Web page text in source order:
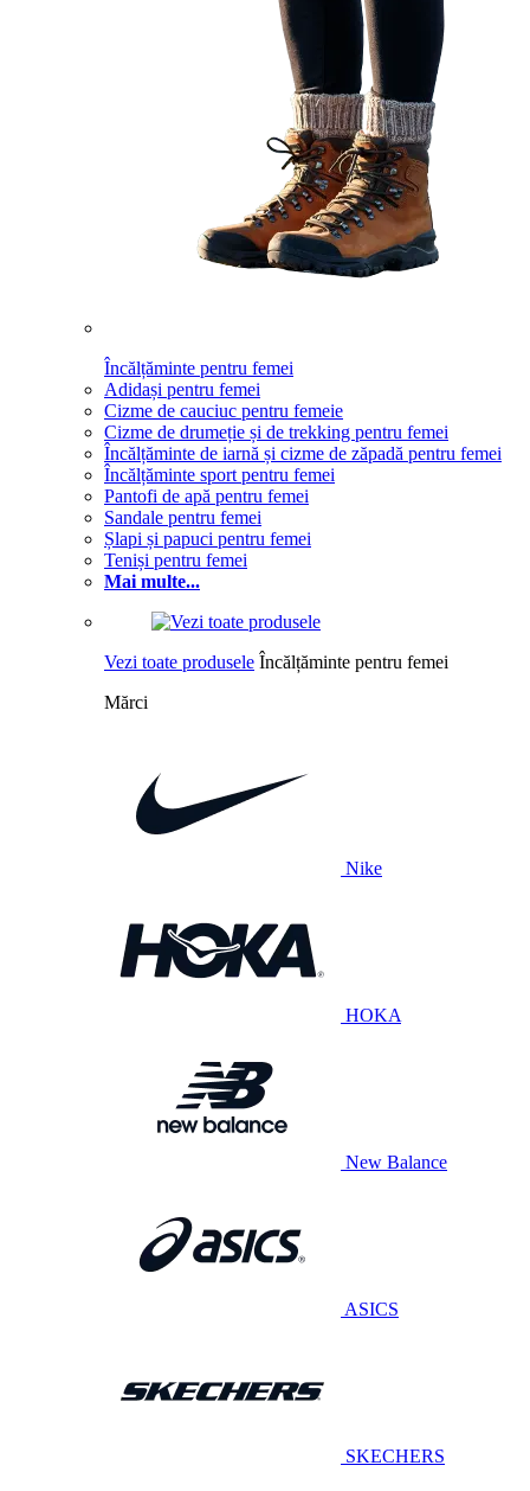
Încălțăminte pentru femei
Adidași pentru femei
Cizme de cauciuc pentru femeie
Cizme de drumeție și de trekking pentru femei
Încălțăminte de iarnă și cizme de zăpadă pentru femei
Încălțăminte sport pentru femei
Pantofi de apă pentru femei
Sandale pentru femei
Șlapi și papuci pentru femei
Teniși pentru femei
Mai multe...
Vezi toate produsele Încălțăminte pentru femei
Mărci
Nike
HOKA
New Balance
ASICS
SKECHERS